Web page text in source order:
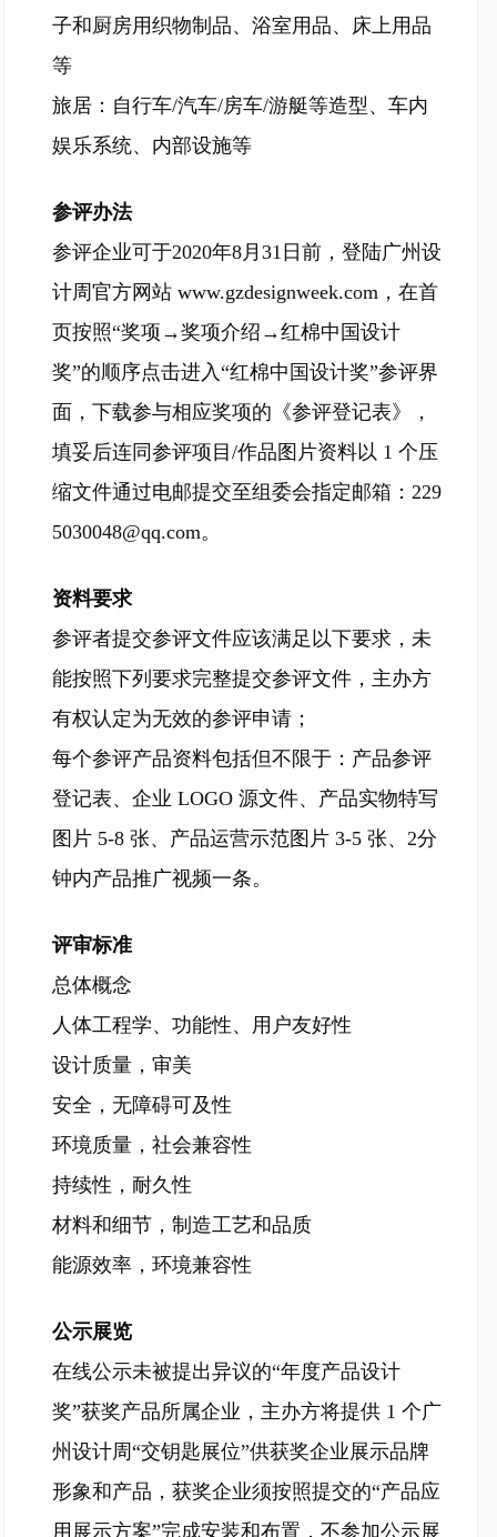
子和厨房用织物制品、浴室用品、床上用品
等
旅居：自行车/汽车/房车/游艇等造型、车内
娱乐系统、内部设施等
参评办法
参评企业可于2020年8月31日前，登陆广州设
计周官方网站 www.gzdesignweek.com，在首
页按照“奖项→奖项介绍→红棉中国设计
奖”的顺序点击进入“红棉中国设计奖”参评界
面，下载参与相应奖项的《参评登记表》，
填妥后连同参评项目/作品图片资料以 1 个压
缩文件通过电邮提交至组委会指定邮箱：229
5030048@qq.com。
资料要求
参评者提交参评文件应该满足以下要求，未
能按照下列要求完整提交参评文件，主办方
有权认定为无效的参评申请；
每个参评产品资料包括但不限于：产品参评
登记表、企业 LOGO 源文件、产品实物特写
图片 5-8 张、产品运营示范图片 3-5 张、2分
钟内产品推广视频一条。
评审标准
总体概念
人体工程学、功能性、用户友好性
设计质量，审美
安全，无障碍可及性
环境质量，社会兼容性
持续性，耐久性
材料和细节，制造工艺和品质
能源效率，环境兼容性
公示展览
在线公示未被提出异议的“年度产品设计
奖”获奖产品所属企业，主办方将提供 1 个广
州设计周“交钥匙展位”供获奖企业展示品牌
形象和产品，获奖企业须按照提交的“产品应
用展示方案”完成安装和布置，不参加公示展